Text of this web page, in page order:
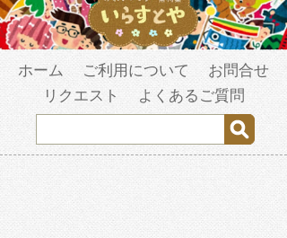
ホーム ご利用について
お問合せ
リクエスト
よくあるご質問